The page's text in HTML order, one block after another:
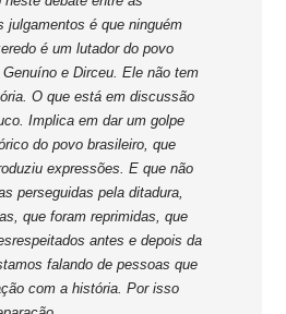
julgamentos é que ninguém
é um lutador do povo
e Dirceu. Ele não tem
O que está em discussão
Implica em dar um golpe
do povo brasileiro, que
expressões. E que não
perseguidas pela ditadura,
que foram reprimidas, que
antes e depois da
falando de pessoas que
com a história. Por isso